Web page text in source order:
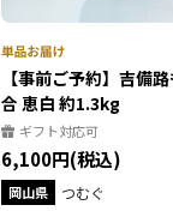
【事前ご予約】吉備
合 恵白 約1.3kg
ギフト対応可
6,100円(税込)
岡山県 つむぐ